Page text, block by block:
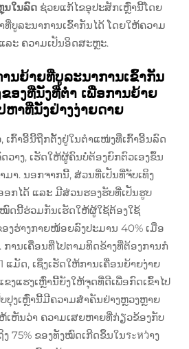
ນໃນລົດ ຊ່ວຍແກ້ໄຂອຸປະສັກເຫຼົ່ານີ້ໂດຍ
ທີ່ບູລະນາການເຂົ້າກັນໄດ້ ໂດຍໃຫ້ຄວາມ
ລະ ຄວາມເປັນອິດສະຫຼະ.
ນຍ້າຍທີ່ບູລະນາການເຂົ້າກັນ
ອງທີ່ນັ່ງທີ່ຕ່ຳ ເພື່ອການຍ້າຍ
ຫາທີ່ນັ່ງຢ່າງງ່າຍດາຍ
ເກົ້າອີ້ນີ້ຖືກຕັ້ງຢູ່ໃນຕຳແໜ່ງທີ່ເກົ້າອີ້ນລົດ
ວາງ, ເຮັດໃຫ້ຜູ້ຄົນບໍ່ຕ້ອງຍົກຕົວເອງຂຶ້ນ
ມາ. ນອກຈາກນີ້, ສ່ວນທີ່ເປັນທີ່ຈັບເທິງ
ອກໄດ້ ແລະ ມີສ່ວນຮອງຮັບທີ່ເປັນຮູບ
ໝົດນີ້ຮ່ວມກັນເຮັດໃຫ້ຜູ້ໃຊ້ຕ້ອງໃຊ້
ງຮ່າງກາຍໜ້ອຍລົງປະມານ 40% ເມື່ອ
ການເຄື່ອນທີ່ໄປຕາມທິດຂ້າງທີ່ຕ້ອງການກໍ
ມັດ, ເຊິ່ງເຮັດໃຫ້ການເຄື່ອນຍ້າຍງ່າຍ
ງແຮງເຫຼົ່ານີ້ຍັງໃຫ້ຈຸດທີ່ດີເພື່ອກົດເຂົ້າໄປ
ປຸງເຫຼົ່ານີ້ມີຄວາມສຳຄັນຢ່າງຫຼວງຫຼາຍ
ເຫັນວ່າ ຄວາມເສຍຫາຍທີ່ກ່ຽວຂ້ອງກັບ
75% ຂອງທັງໝົດເກີດຂຶ້ນໃນระหว່າງ